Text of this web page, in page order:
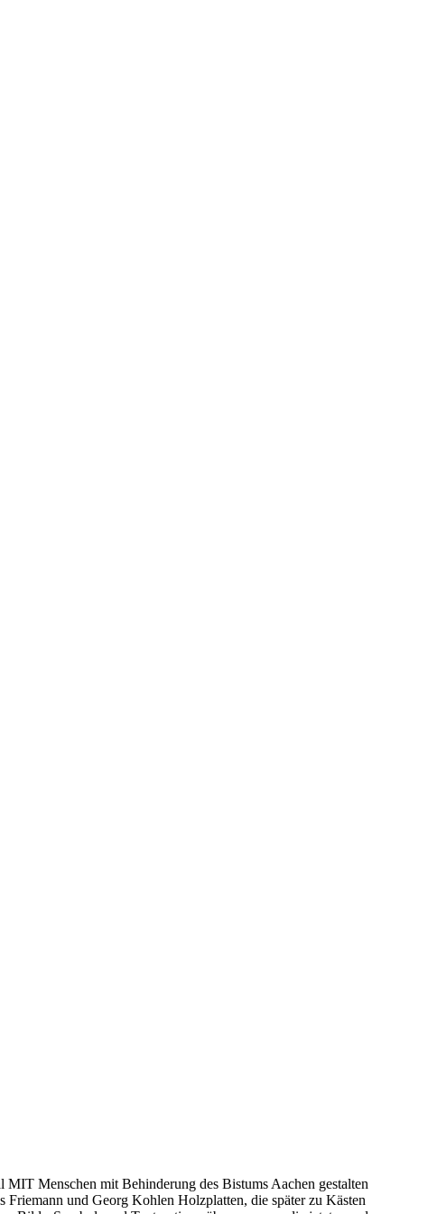
Menschen mit Behinderung des Bistums Aachen gestalten
und Georg Kohlen Holzplatten, die später zu Kästen